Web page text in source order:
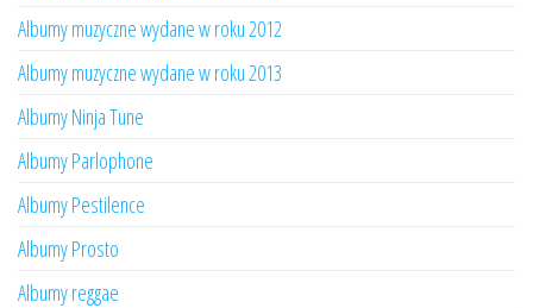
Albumy muzyczne wydane w roku 2012
Albumy muzyczne wydane w roku 2013
Albumy Ninja Tune
Albumy Parlophone
Albumy Pestilence
Albumy Prosto
Albumy reggae